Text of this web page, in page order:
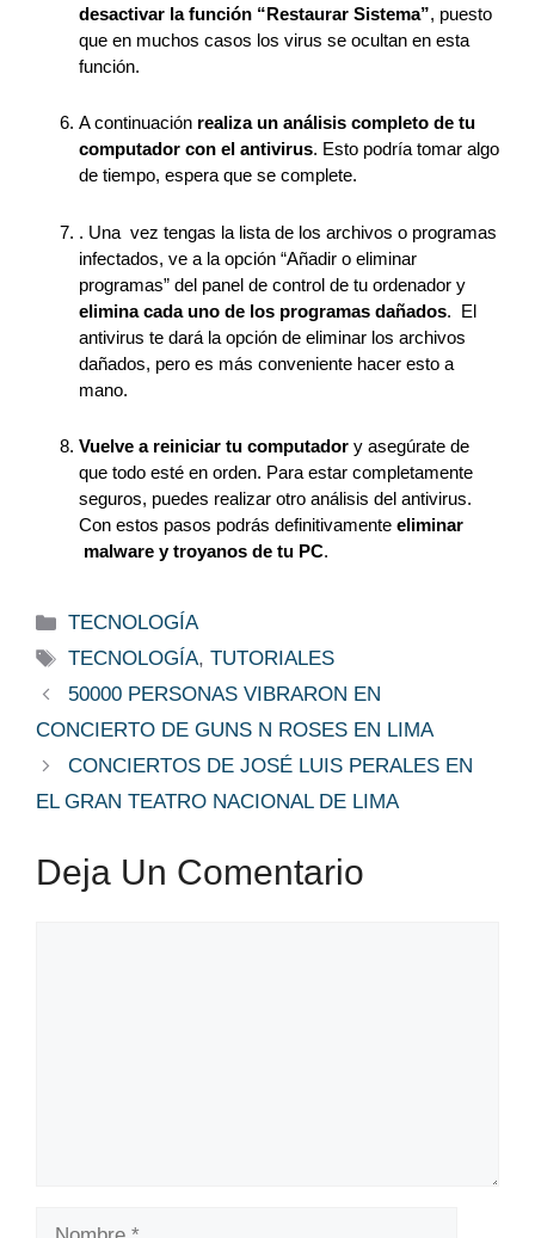
desactivar la función “Restaurar Sistema”, puesto
que en muchos casos los virus se ocultan en esta
función.
A continuación realiza un análisis completo de tu
computador con el antivirus. Esto podría tomar algo
de tiempo, espera que se complete.
. Una  vez tengas la lista de los archivos o programas
infectados, ve a la opción “Añadir o eliminar
elimina cada uno de los programas dañados.  El
antivirus te dará la opción de eliminar los archivos
dañados, pero es más conveniente hacer esto a
mano.
Vuelve a reiniciar tu computador y asegúrate de
que todo esté en orden. Para estar completamente
seguros, puedes realizar otro análisis del antivirus.
Con estos pasos podrás definitivamente eliminar
malware y troyanos de tu PC.
Categorías
TECNOLOGÍA
Etiquetas
TECNOLOGÍA,TUTORIALES
50000 PERSONAS VIBRARON EN
CONCIERTO DE GUNS N ROSES EN LIMA
CONCIERTOS DE JOSÉ LUIS PERALES EN
EL GRAN TEATRO NACIONAL DE LIMA
Deja Un Comentario